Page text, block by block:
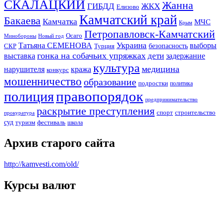
СКАЛАЦКИЙ ГИБДД Елизово ЖКХ Жанна
Бакаева Камчатка Камчатский край Крым МЧС
Минобороны Новый год Осаго Петропавловск-Камчатский
СКР Татьяна СЕМЕНОВА Турция Украина безопасность выборы
выставка гонка на собачьих упряжках дети задержание
нарушителя конкурс кража культура медицина
мошенничество образование подростки политика
полицияправопорядок предпринимательство
прокуратура раскрытие преступления спорт строительство
суд туризм фестиваль школа
Архив старого сайта
http://kamvesti.com/old/
ОБЩЕСТВЕННО-ПОЛИТИЧЕСКОЕ
Курсы валют